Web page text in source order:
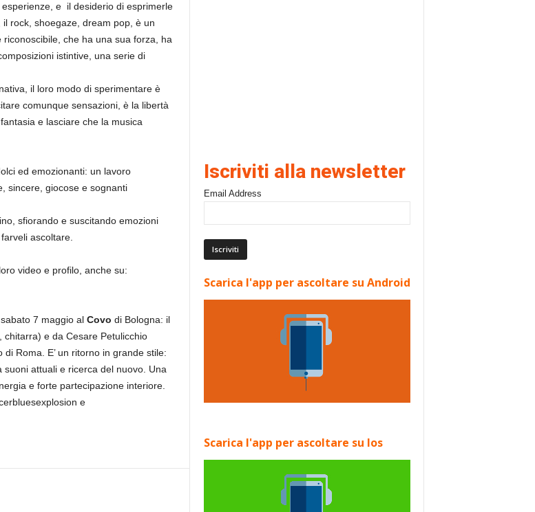
e il desiderio di esprimerle
rock, shoegaze, dream pop, è un
che ha una sua forza, ha
istintive, una serie di
il loro modo di sperimentare è
comunque sensazioni, è la libertà
e lasciare che la musica
ed emozionanti: un lavoro
sincere, giocose e sognanti
sfiorando e suscitando emozioni
ascoltare.
video e profilo, anche su:
7 maggio al Covo di Bologna: il
chitarra) e da Cesare Petulicchio
Roma. E’ un ritorno in grande stile:
attuali e ricerca del nuovo. Una
e forte partecipazione interiore.
e
Iscriviti alla newsletter
Email Address
Scarica l'app per ascoltare su Android
Scarica l'app per ascoltare su Ios